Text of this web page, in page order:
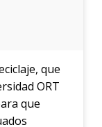
que
ORT
que